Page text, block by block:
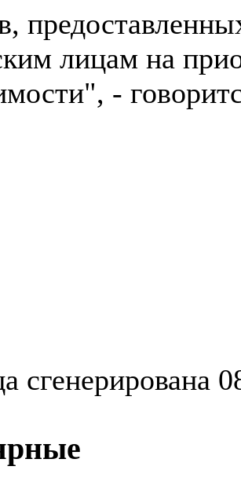
лицам на
-
сгенерирована